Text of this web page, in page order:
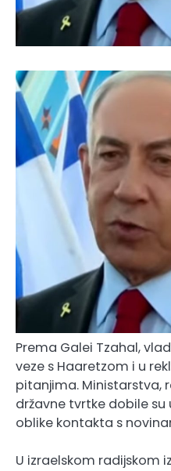
Prema Galei Tzahal,
veze s Haaretzom i u
pitanjima. Ministarstva,
državne tvrtke dobile
oblike kontakta s
U izraelskom radijskom